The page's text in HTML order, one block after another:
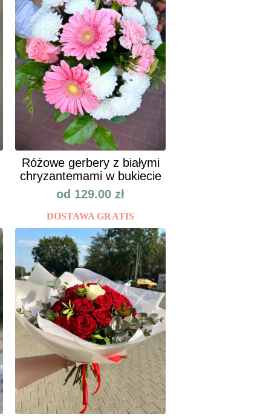
Różowe gerbery z białymi
chryzantemami w bukiecie
od 129.00 zł
DOSTAWA GRATIS